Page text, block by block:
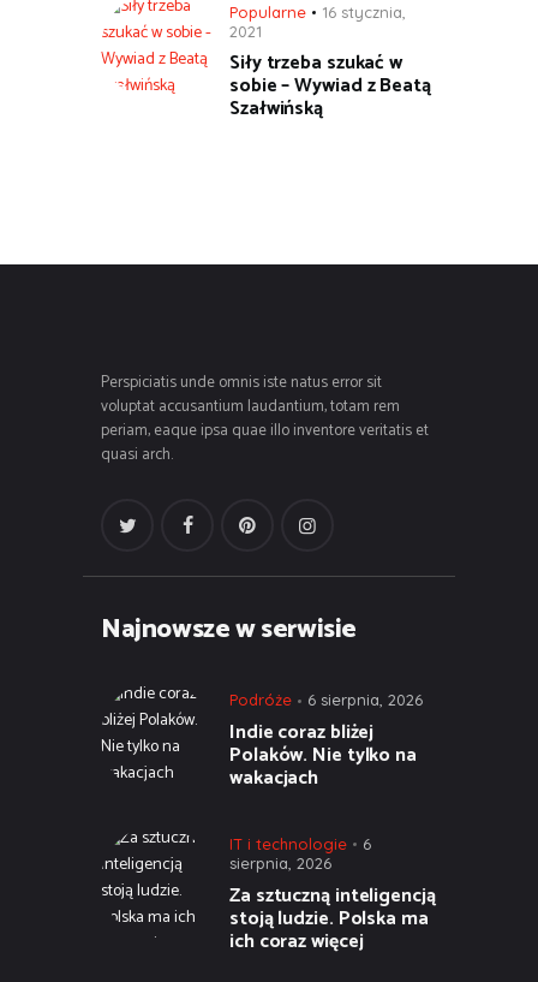
Popularne
16 stycznia,
2021
Siły trzeba szukać w
sobie – Wywiad z Beatą
Szałwińską
Perspiciatis unde omnis iste natus error sit
voluptat accusantium laudantium, totam rem
periam, eaque ipsa quae illo inventore veritatis et
quasi arch.
Najnowsze w serwisie
Podróże 6 sierpnia, 2026
Indie coraz bliżej
Polaków. Nie tylko na
wakacjach
IT i technologie
6
sierpnia, 2026
Za sztuczną inteligencją
stoją ludzie. Polska ma
ich coraz więcej